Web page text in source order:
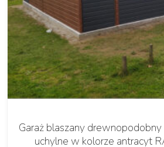
Garaż blaszany
uchylne w kolorze antracyt